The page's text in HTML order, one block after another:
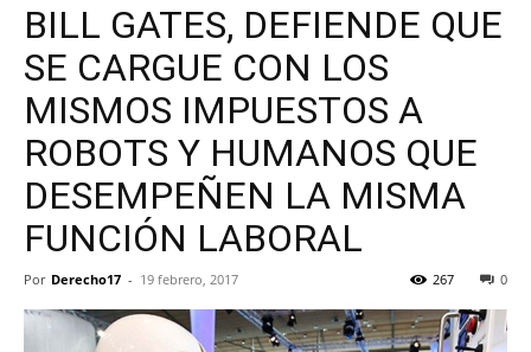
BILL GATES, DEFIENDE QUE
SE CARGUE CON LOS
MISMOS IMPUESTOS A
ROBOTS Y HUMANOS QUE
DESEMPEÑEN LA MISMA
FUNCIÓN LABORAL
Por Derecho17 - 19 febrero, 2017 0
267